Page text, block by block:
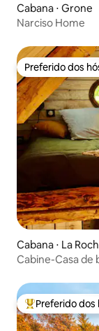
Cabana ⋅ Grone
Narciso Home
Preferido dos
Preferido dos
Cabana ⋅ La
Cabine-Casa de
Entre os
Preferido dos